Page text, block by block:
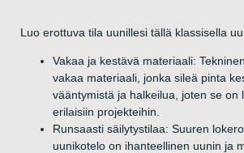
Luo erottuva tila uunillesi tällä klassisella
Vakaa ja kestävä materiaali:
vakaa materiaali, jonka sileä pinta
vääntymistä ja halkeilua, joten se on
erilaisiin projekteihin.
Runsaasti säilytystilaa: Suuren
uunikotelo on ihanteellinen uunin ja